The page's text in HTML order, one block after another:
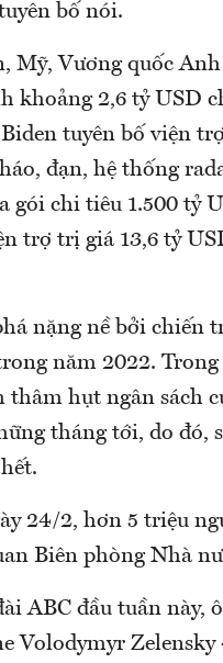
bố nói.
Mỹ, Vương quốc Anh
khoảng 2,6 tỷ USD
tuyên bố viện
đạn, hệ thống
chi tiêu 1.500 tỷ
trợ trị giá 13,6 tỷ
nặng nề bởi chiến
năm 2022.
hụt ngân sách
tháng tới, do đó,
24/2, hơn 5 triệu
Biên phòng Nhà
ABC đầu tuần này,
Volodymyr Zelensky